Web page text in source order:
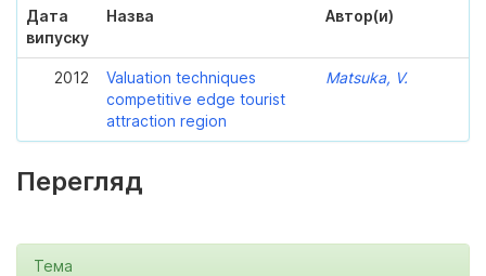
Дата
випуску
Назва Автор(и)
2012
Valuation techniques
competitive edge tourist
attraction region
Matsuka, V.
Перегляд
Тема